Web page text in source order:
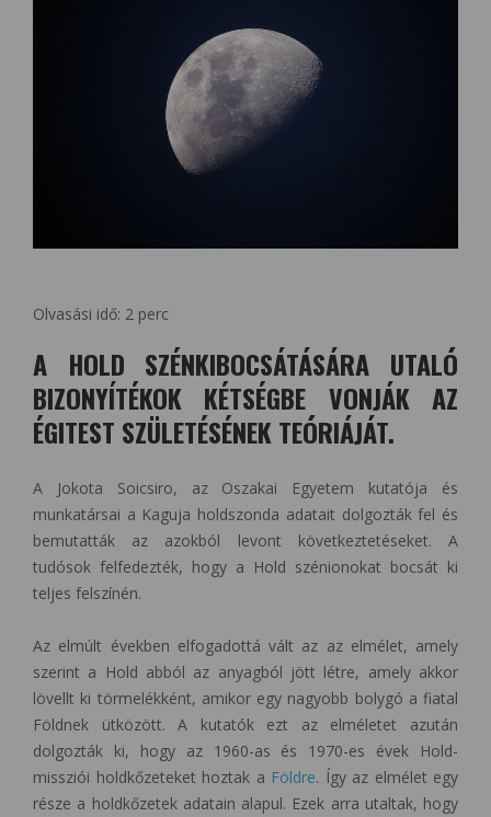
Olvasási idő: 2 perc
A HOLD SZÉNKIBOCSÁTÁSÁRA UTALÓ
BIZONYÍTÉKOK KÉTSÉGBE VONJÁK AZ
ÉGITEST SZÜLETÉSÉNEK TEÓRIÁJÁT.
A Jokota Soicsiro, az Oszakai Egyetem kutatója és
munkatársai a Kaguja holdszonda adatait dolgozták fel és
bemutatták az azokból levont következtetéseket. A
tudósok felfedezték, hogy a Hold szénionokat bocsát ki
teljes felszínén.
Az elmúlt években elfogadottá vált az az elmélet, amely
szerint a Hold abból az anyagból jött létre, amely akkor
lövellt ki törmelékként, amikor egy nagyobb bolygó a fiatal
Földnek ütközött. A kutatók ezt az elméletet azután
dolgozták ki, hogy az 1960-as és 1970-es évek Hold-
missziói holdkőzeteket hoztak a Földre. Így az elmélet egy
része a holdkőzetek adatain alapul. Ezek arra utaltak, hogy